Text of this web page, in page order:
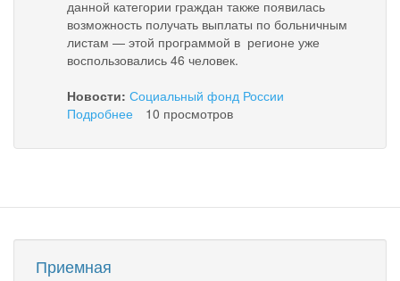
данной категории граждан также появилась
возможность получать выплаты по больничным
листам — этой программой в регионе уже
воспользовались 46 человек.
Новости: Социальный фонд России
Подробнее
900
направляют
10 просмотров
Приемная